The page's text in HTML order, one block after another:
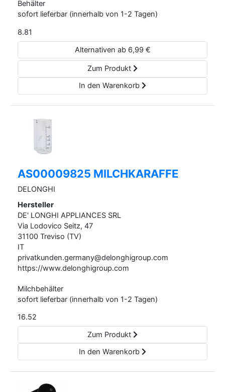
Behälter
sofort lieferbar (innerhalb von 1-2 Tagen)
8.81
Alternativen ab 6,99 €
Zum Produkt
In den Warenkorb
AS00009825 MILCHKARAFFE
DELONGHI
Hersteller
DE' LONGHI APPLIANCES SRL
Via Lodovico Seitz, 47
31100 Treviso (TV)
IT
privatkunden.germany@delonghigroup.com
https://www.delonghigroup.com
Milchbehälter
sofort lieferbar (innerhalb von 1-2 Tagen)
16.52
Zum Produkt
In den Warenkorb